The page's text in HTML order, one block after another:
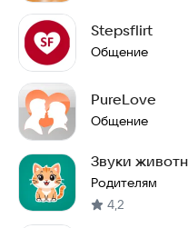
Stepsflirt
Общение
PureLove
Общение
Звуки
новым звукам
Родителям
4,2